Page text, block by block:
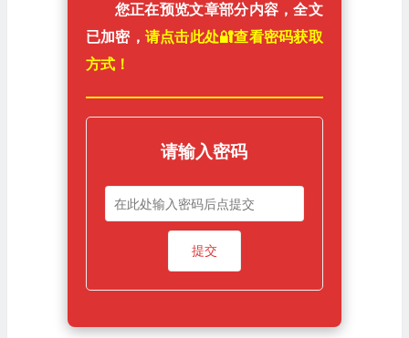
您正在预览文章部分内容，全文
已加密， 请点击此处🔐️查看密码获取
方式！
请输入密码